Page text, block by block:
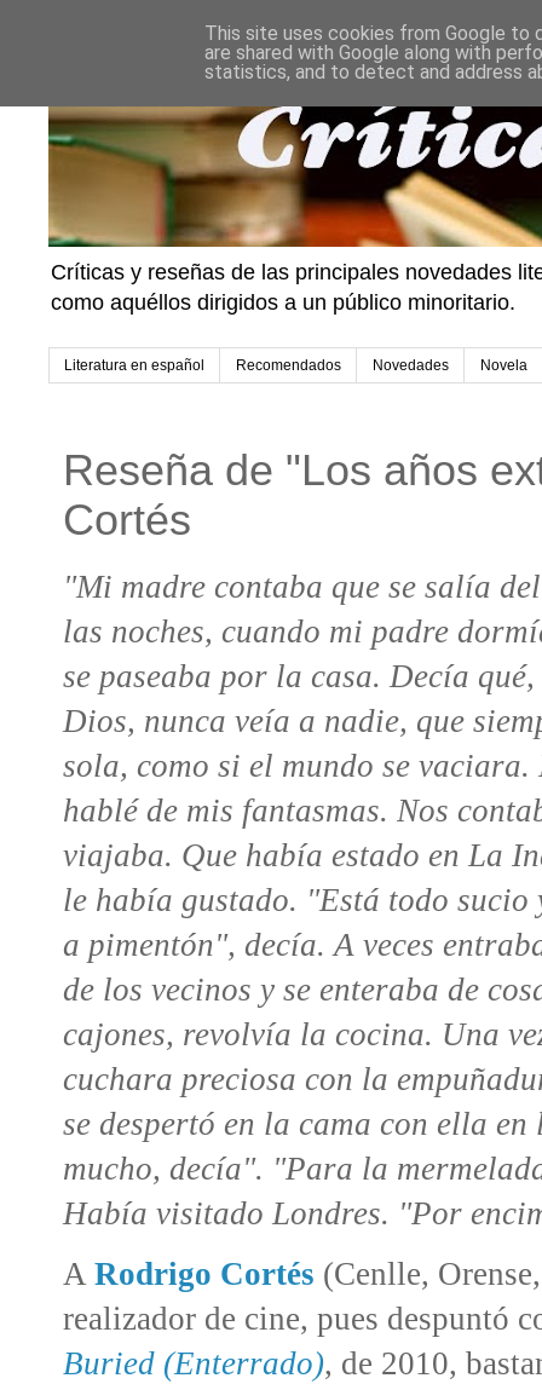
Críticas y reseñas de las principales novedades
como aquéllos dirigidos a un público minoritario.
Literatura en español Recomendados Novedades Novela
Reseña de "Los años
Cortés
"Mi madre contaba que se salía
las noches, cuando mi padre
se paseaba por la casa. Decía
Dios, nunca veía a nadie, que
sola, como si el mundo se vaciara.
hablé de mis fantasmas. Nos
viajaba. Que había estado en La
le había gustado. "Está todo sucio
a pimentón", decía. A veces
de los vecinos y se enteraba de
cajones, revolvía la cocina. Una
cuchara preciosa con la
se despertó en la cama con ella
mucho, decía". "Para la
Había visitado Londres. "Por
A Rodrigo Cortés (Cenlle,
realizador de cine, pues despuntó
Buried (Enterrado), de 2010,
This site uses cookies from Google to
are shared with Google along with
statistics, and to detect and address